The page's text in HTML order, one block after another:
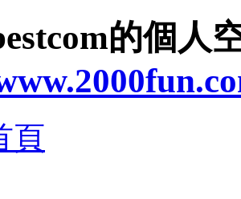
的個人
頁